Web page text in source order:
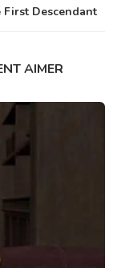
Descendant
AIMER